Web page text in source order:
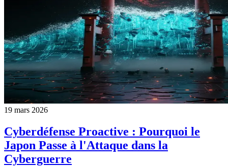
19 mars 2026
Cyberdéfense Proactive : Pourquoi le
Japon Passe à l'Attaque dans la
Cyberguerre